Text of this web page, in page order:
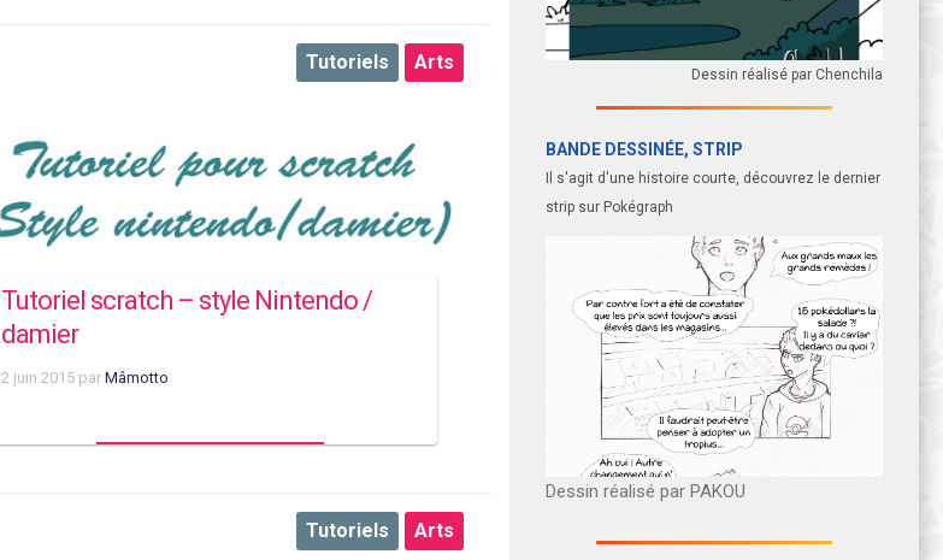
Arts
Tutoriels
Tutoriel scratch – style Nintendo /
damier
2 juin 2015 par Mâmotto
Arts
Tutoriels
Dessin réalisé par Chenchila
BANDE DESSINÉE, STRIP
Il s'agit d'une histoire courte, découvrez le dernier
strip sur Pokégraph
Dessin réalisé par PAKOU